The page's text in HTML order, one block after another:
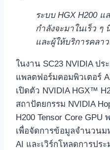
ระบบ HGX H200
กำลังจะมาในเร็ว ๆ
และผู้ให้บริการคลา
ในงาน SC23 NVIDIA ปร
แพลตฟอร์มคอมพิวเตอร์
เปิดตัว NVIDIA HGX™
สถาปัตยกรรม NVIDIA
H200 Tensor Core
เพื่อจัดการข้อมูลจำนวนม
AI และเวิร์กโหลดการปร